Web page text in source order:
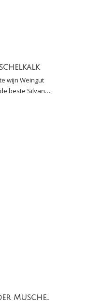
wijn Weingut
beste Silvaner
Magnum Spatburgunder Muschelkalk 2014 (1,5 liter)